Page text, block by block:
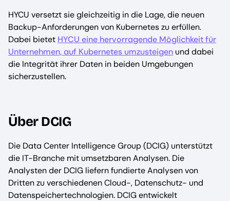
HYCU versetzt sie gleichzeitig in die Lage, die neuen
Backup-Anforderungen von Kubernetes zu erfüllen.
Dabei bietet HYCU eine hervorragende Möglichkeit für
Unternehmen, auf Kubernetes umzusteigen und dabei
die Integrität ihrer Daten in beiden Umgebungen
sicherzustellen.
Über DCIG
Die Data Center Intelligence Group (DCIG) unterstützt
die IT-Branche mit umsetzbaren Analysen. Die
Analysten der DCIG liefern fundierte Analysen von
Dritten zu verschiedenen Cloud-, Datenschutz- und
Datenspeichertechnologien. DCIG entwickelt